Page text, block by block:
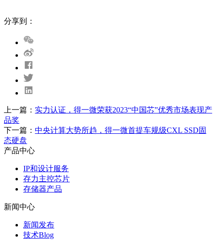
分享到：
上一篇： 实力认证，得一微荣获2023“中国芯”优秀市场表现产
品奖
下一篇： 中央计算大势所趋，得一微首提车规级CXL SSD固
态硬盘
产品中心
IP和设计服务
存力主控芯片
存储器产品
新闻中心
新闻发布
技术Blog